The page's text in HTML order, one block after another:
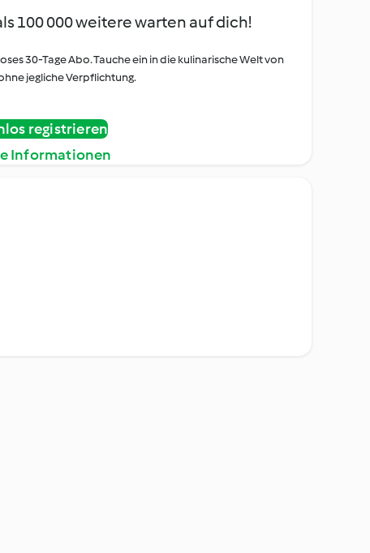
100 000 weitere warten auf dich!
30-Tage Abo. Tauche ein in die kulinarische Welt von
jegliche Verpflichtung.
registrieren
Informationen